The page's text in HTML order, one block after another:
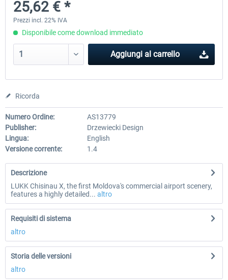
30,71 € *
25,62 € *
Prezzi incl. 22% IVA
Disponibile come download immediato
Aggiungi al carrello
Ricorda
Numero Ordine:
AS13779
Publisher:
Drzewiecki Design
Lingua:
English
Versione corrente:
1.4
Descrizione
LUKK Chisinau X, the first Moldova's commercial airport scenery,
features a highly detailed... altro
Requisiti di sistema
altro
Storia delle versioni
altro